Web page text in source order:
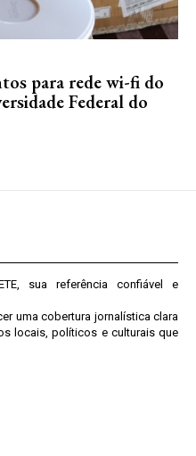
para rede wi-fi do
Federal do
sua referência confiável e
uma cobertura jornalística clara
locais, políticos e culturais que